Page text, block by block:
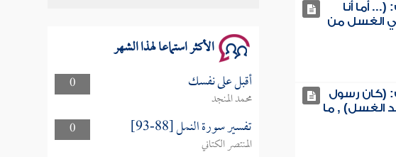
أما أنا
الغسل من
(كان رسول
الغسل) , ما
الأكثر استماعا لهذا الشهر
0 أقبل على نفسك
محمد المنجد
0
تفسير سورة النمل [88-93]
المنتصر الكتاني